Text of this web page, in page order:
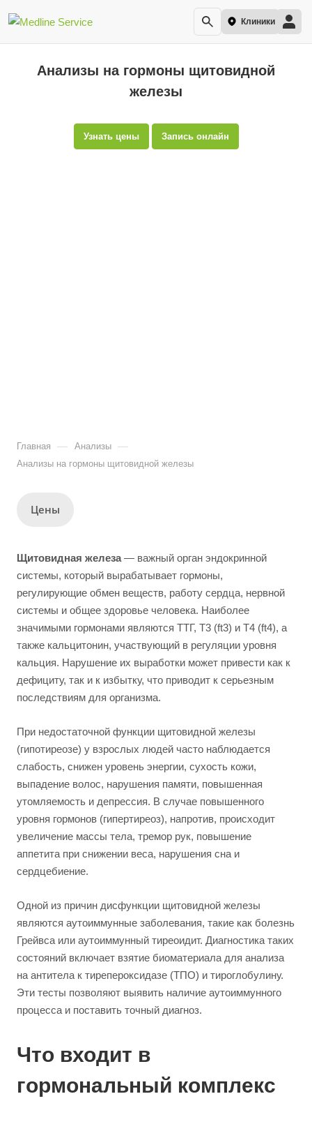
Клиники
Анализы на гормоны щитовидной
железы
Узнать цены Запись онлайн
Главная — Анализы —
Анализы на гормоны щитовидной железы
Цены
Щитовидная железа— важный орган эндокринной
системы, который вырабатывает гормоны,
регулирующие обмен веществ, работу сердца, нервной
системы и общее здоровье человека. Наиболее
значимыми гормонами являются ТТГ, Т3 (ft3) и Т4 (ft4), а
также кальцитонин, участвующий в регуляции уровня
кальция. Нарушение их выработки может привести как к
дефициту, так и к избытку, что приводит к серьезным
последствиям для организма.
При недостаточной функции щитовидной железы
(гипотиреозе) у взрослых людей часто наблюдается
слабость, снижен уровень энергии, сухость кожи,
выпадение волос, нарушения памяти, повышенная
утомляемость и депрессия. В случае повышенного
уровня гормонов (гипертиреоз), напротив, происходит
увеличение массы тела, тремор рук, повышение
аппетита при снижении веса, нарушения сна и
сердцебиение.
Одной из причин дисфункции щитовидной железы
являются аутоиммунные заболевания, такие как болезнь
Грейвса или аутоиммунный тиреоидит. Диагностика таких
состояний включает взятие биоматериала для анализа
на антитела к тирепероксидазе (ТПО) и тироглобулину.
Эти тесты позволяют выявить наличие аутоиммунного
процесса и поставить точный диагноз.
Что входит в
гормональный комплекс